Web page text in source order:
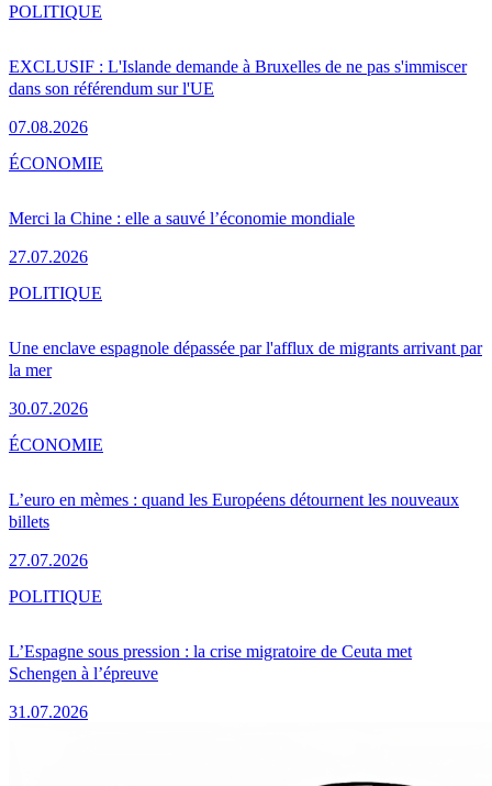
EXCLUSIF : L'Islande demande à Bruxelles de ne pas s'immiscer
dans son référendum sur l'UE
07.08.2026
POLITIQUE
Merci la Chine : elle a sauvé l’économie mondiale
27.07.2026
ÉCONOMIE
Une enclave espagnole dépassée par l'afflux de migrants arrivant par
la mer
30.07.2026
POLITIQUE
L’euro en mèmes : quand les Européens détournent les nouveaux
billets
27.07.2026
ÉCONOMIE
L’Espagne sous pression : la crise migratoire de Ceuta met
Schengen à l’épreuve
31.07.2026
POLITIQUE